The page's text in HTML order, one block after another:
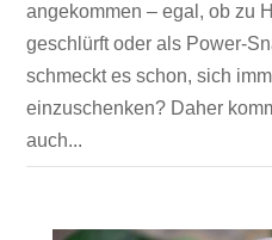
angekommen – egal, ob zu
geschlürft oder als Power-
schmeckt es schon, sich
einzuschenken? Daher
auch...